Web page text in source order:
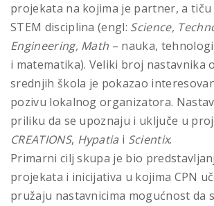
projekata na kojima je partner, a tiču
STEM disciplina (engl: Science,
Engineering, Math – nauka,
i matematika). Veliki broj nastavnika
srednjih škola je pokazao
pozivu lokalnog organizatora.
priliku da se upoznaju i uključe u
CREATIONS, Hypatia i Scientix.
Primarni cilj skupa je bio
projekata i inicijativa u kojima CPN
pružaju nastavnicima mogućnost da